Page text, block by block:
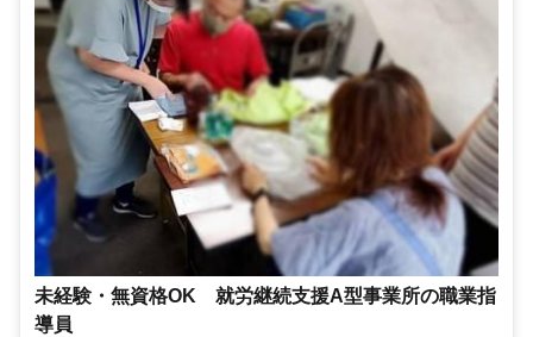
未経験・無資格OK 就労継続支援A型事業所の職業指
導員